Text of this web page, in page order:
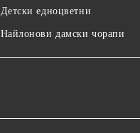
Детски едноцветни
Найлонови дамски чорапи